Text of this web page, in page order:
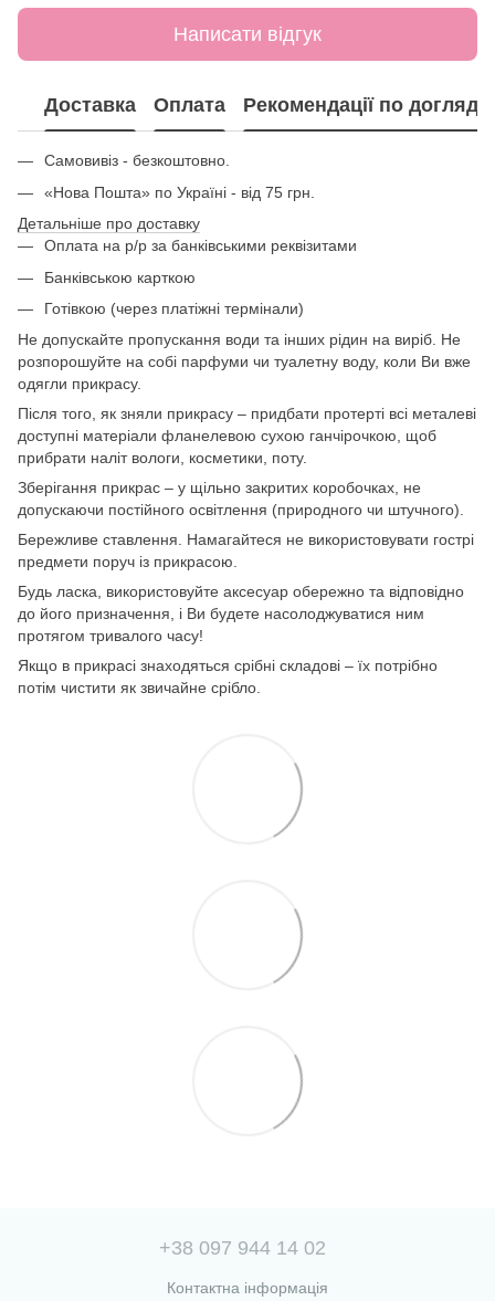
Написати відгук
Доставка Оплата Рекомендації по догляду
Самовивіз - безкоштовно.
«Нова Пошта» по Україні - від 75 грн.
Детальніше про доставку
Оплата на р/р за банківськими реквізитами
Банківською карткою
Готівкою (через платіжні термінали)
Не допускайте пропускання води та інших рідин на виріб. Не
розпорошуйте на собі парфуми чи туалетну воду, коли Ви вже
одягли прикрасу.
Після того, як зняли прикрасу – придбати протерті всі металеві
доступні матеріали фланелевою сухою ганчірочкою, щоб
прибрати наліт вологи, косметики, поту.
Зберігання прикрас – у щільно закритих коробочках, не
допускаючи постійного освітлення (природного чи штучного).
Бережливе ставлення. Намагайтеся не використовувати гострі
предмети поруч із прикрасою.
Будь ласка, використовуйте аксесуар обережно та відповідно
до його призначення, і Ви будете насолоджуватися ним
протягом тривалого часу!
Якщо в прикрасі знаходяться срібні складові – їх потрібно
потім чистити як звичайне срібло.
+38 097 944 14 02
Контактна інформація